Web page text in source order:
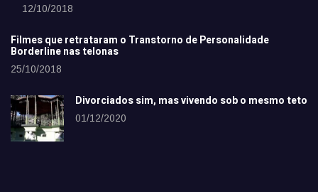
12/10/2018
Filmes que retrataram o Transtorno de Personalidade
Borderline nas telonas
25/10/2018
Divorciados sim, mas vivendo sob o mesmo teto
01/12/2020